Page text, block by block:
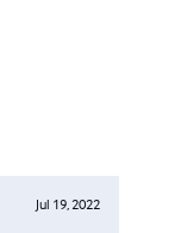
Jul 19, 2022